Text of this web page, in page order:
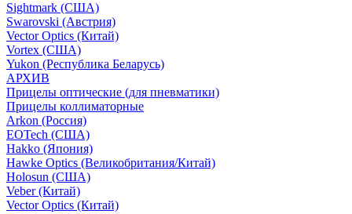
Sightmark (США)
Swarovski (Австрия)
Vector Optics (Китай)
Vortex (США)
Yukon (Республика Беларусь)
АРХИВ
Прицелы оптические (для пневматики)
Прицелы коллиматорные
Arkon (Россия)
EOTech (США)
Hakko (Япония)
Hawke Optics (Великобритания/Китай)
Holosun (США)
Veber (Китай)
Vector Optics (Китай)